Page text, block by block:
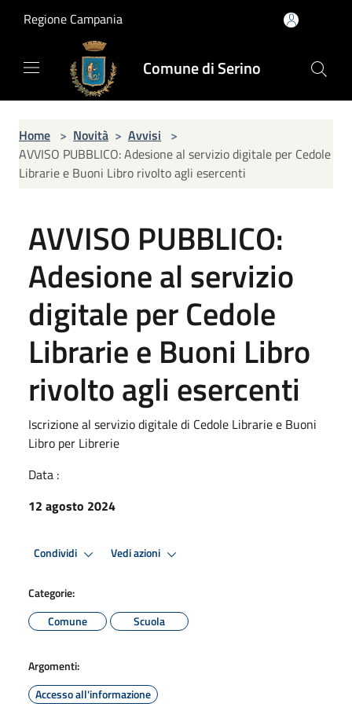
Regione Campania
Comune di Serino
Home > Novità > Avvisi >
AVVISO PUBBLICO: Adesione al servizio digitale per Cedole
Librarie e Buoni Libro rivolto agli esercenti
AVVISO PUBBLICO:
Adesione al servizio
digitale per Cedole
Librarie e Buoni Libro
rivolto agli esercenti
Iscrizione al servizio digitale di Cedole Librarie e Buoni
Libro per Librerie
Data :
12 agosto 2024
Condividi Vedi azioni
Categorie:
Comune
Scuola
Argomenti:
Accesso all'informazione